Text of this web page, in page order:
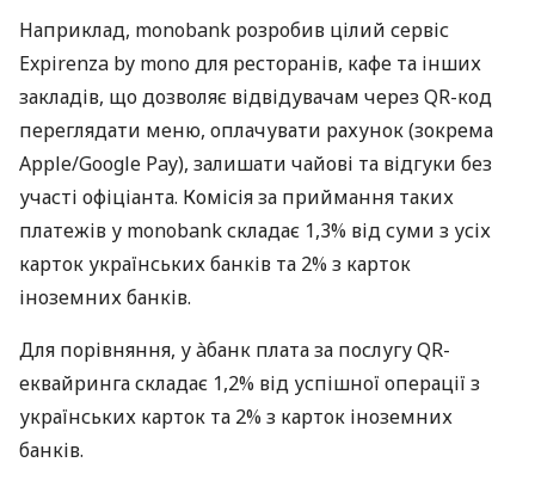
Наприклад, monobank розробив цілий сервіс
Expirenza by mono для ресторанів, кафе та інших
закладів, що дозволяє відвідувачам через QR-код
переглядати меню, оплачувати рахунок (зокрема
Apple/Google Pay), залишати чайові та відгуки без
участі офіціанта. Комісія за приймання таких
платежів у monobank складає 1,3% від суми з усіх
карток українських банків та 2% з карток
іноземних банків.
Для порівняння, у àбанк плата за послугу QR-
еквайринга складає 1,2% від успішної операції з
українських карток та 2% з карток іноземних
банків.